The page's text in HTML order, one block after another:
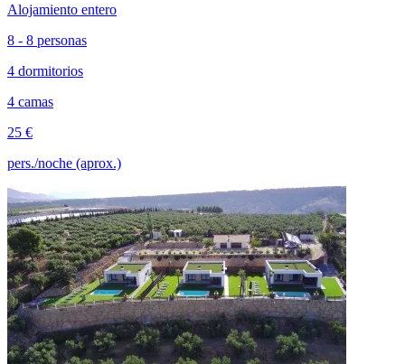
Alojamiento entero
8 - 8 personas
4 dormitorios
4 camas
25 €
pers./noche (aprox.)